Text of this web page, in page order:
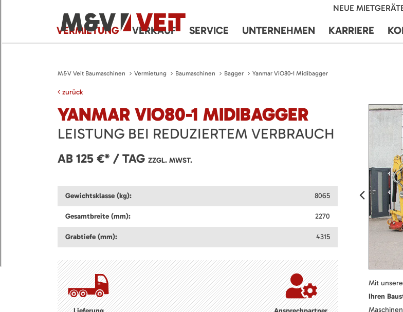
NEUE
VERMIETUNG VERKAUF SERVICE UNTERNEHMEN KARRIERE
M&V Veit Baumaschinen Vermietung Baumaschinen Bagger Yanmar ViO80-1 Midibagger
zurück
YANMAR VIO80-1 MIDIBAGGER
LEISTUNG BEI REDUZIERTEM VERBRAUCH
AB 125 €* / TAG ZZGL. MWST.
Gewichtsklasse (kg): 8065
Gesamtbreite (mm): 2270
Grabtiefe (mm): 4315
Mit
Ihren